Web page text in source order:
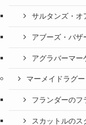
サルタンズ・オ
アブーズ・バザ
アグラバーマー
マーメイドラグー
フランダーのフ
スカットルのス